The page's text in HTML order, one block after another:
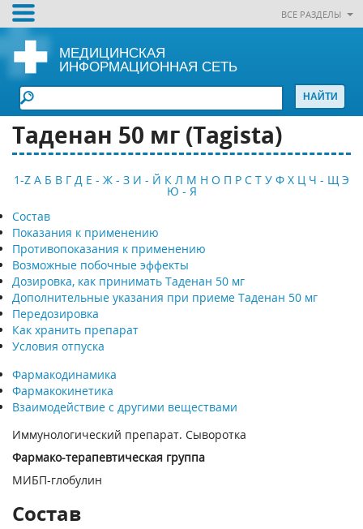
ВСЕ РАЗДЕЛЫ
МЕДИЦИНСКАЯ
ИНФОРМАЦИОННАЯ СЕТЬ
Таденан 50 мг (Tagista)
1-Z А Б В Г Д Е - Ж - З И - Й К Л М Н О П Р С Т У Ф Х Ц Ч - Щ Э
Ю - Я
Состав
Показания к применению
Противопоказания к применению
Возможные побочные эффекты
Дозировка, как принимать Таденан 50 мг
Дополнительные указания при приеме Таденан 50 мг
Передозировка
Как хранить препарат
Условия отпуска
Фармакодинамика
Фармакокинетика
Взаимодействие с другими веществами
Иммунологический препарат. Сыворотка
Фармако-терапевтическая группа
МИБП-глобулин
Состав